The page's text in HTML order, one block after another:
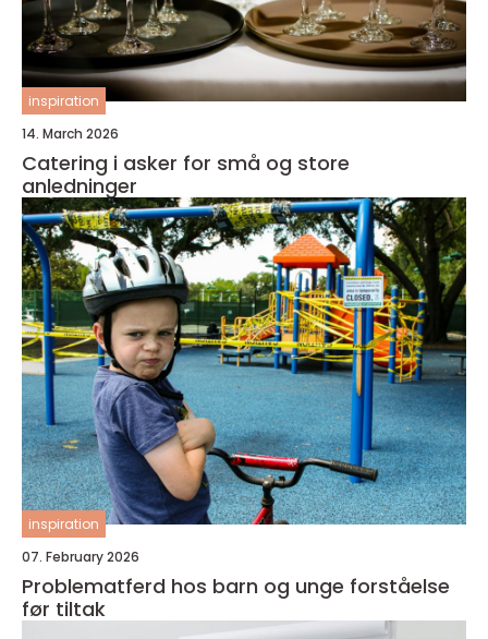
inspiration
14. March 2026
Catering i asker for små og store
anledninger
inspiration
07. February 2026
Problematferd hos barn og unge forståelse
før tiltak